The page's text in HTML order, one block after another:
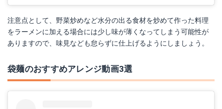
注意点として、野菜炒めなど水分の出る食材を炒めて作った料理
をラーメンに加える場合には少し味が薄くなってしまう可能性が
ありますので、味見なども怠らずに仕上げるようにしましょう。
袋麺のおすすめアレンジ動画3選